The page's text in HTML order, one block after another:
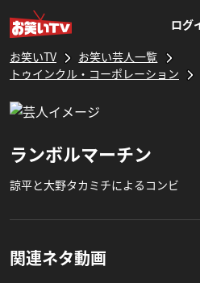
ログ
お笑いTV
お笑い芸人一覧
トゥインクル・コーポレーション
ランボルマーチン
諒平と大野タカミチによるコンビ
関連ネタ動画